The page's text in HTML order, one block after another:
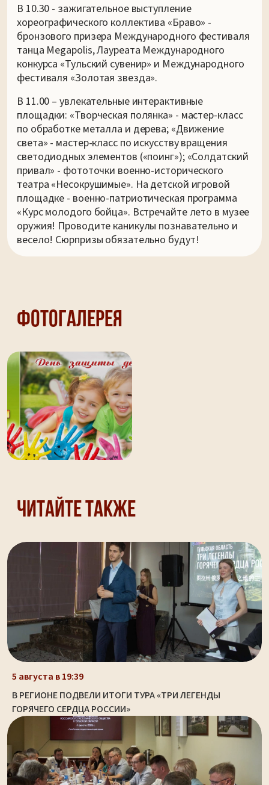
В 10.30 - зажигательное выступление
хореографического коллектива «Браво» -
бронзового призера Международного фестиваля
танца Megapolis, Лауреата Международного
конкурса «Тульский сувенир» и Международного
фестиваля «Золотая звезда».
В 11.00 – увлекательные интерактивные
площадки: «Творческая полянка» - мастер-класс
по обработке металла и дерева; «Движение
света» - мастер-класс по искусству вращения
светодиодных элементов («поинг»); «Солдатский
привал» - фототочки военно-исторического
театра «Несокрушимые». На детской игровой
площадке - военно-патриотическая программа
«Курс молодого бойца». Встречайте лето в музее
оружия! Проводите каникулы познавательно и
весело! Сюрпризы обязательно будут!
Фотогалерея
Читайте также
5 августа в 19:39
В РЕГИОНЕ ПОДВЕЛИ ИТОГИ ТУРА «ТРИ ЛЕГЕНДЫ
ГОРЯЧЕГО СЕРДЦА РОССИИ»